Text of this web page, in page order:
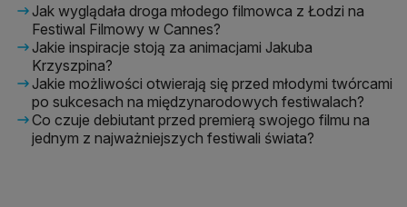
Jak wyglądała droga młodego filmowca z Łodzi na
Festiwal Filmowy w Cannes?
Jakie inspiracje stoją za animacjami Jakuba
Krzyszpina?
Jakie możliwości otwierają się przed młodymi twórcami
po sukcesach na międzynarodowych festiwalach?
Co czuje debiutant przed premierą swojego filmu na
jednym z najważniejszych festiwali świata?